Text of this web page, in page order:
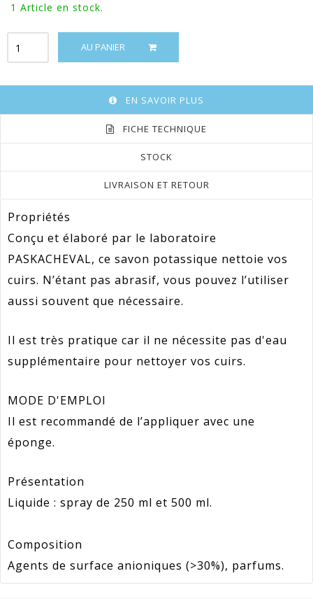
1 Article en stock.
AU PANIER
EN SAVOIR PLUS
FICHE TECHNIQUE
STOCK
LIVRAISON ET RETOUR
Propriétés
Conçu et élaboré par le laboratoire
PASKACHEVAL, ce savon potassique nettoie vos
cuirs. N’étant pas abrasif, vous pouvez l’utiliser
aussi souvent que nécessaire.
Il est très pratique car il ne nécessite pas d'eau
supplémentaire pour nettoyer vos cuirs.
MODE D'EMPLOI
Il est recommandé de l’appliquer avec une
éponge.
Présentation
Liquide : spray de 250 ml et 500 ml.
Composition
Agents de surface anioniques (>30%), parfums.